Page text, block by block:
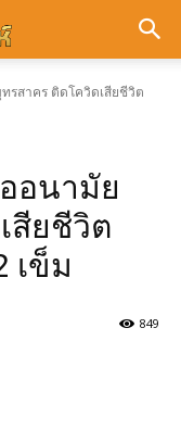
รสาคร ติดโควิดเสียชีวิต
อนามัย
สียชีวิต
เข็ม
849